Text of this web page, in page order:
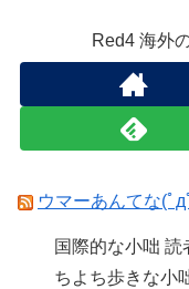
Red4 海外
ウマーあんてな(ﾟд
国際的な小咄 読
ちよち歩きな小